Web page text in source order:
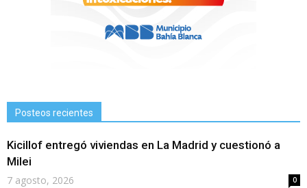
Posteos recientes
Kicillof entregó viviendas en La Madrid y cuestionó a
Milei
7 agosto, 2026 0